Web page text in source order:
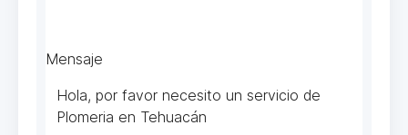
Mensaje